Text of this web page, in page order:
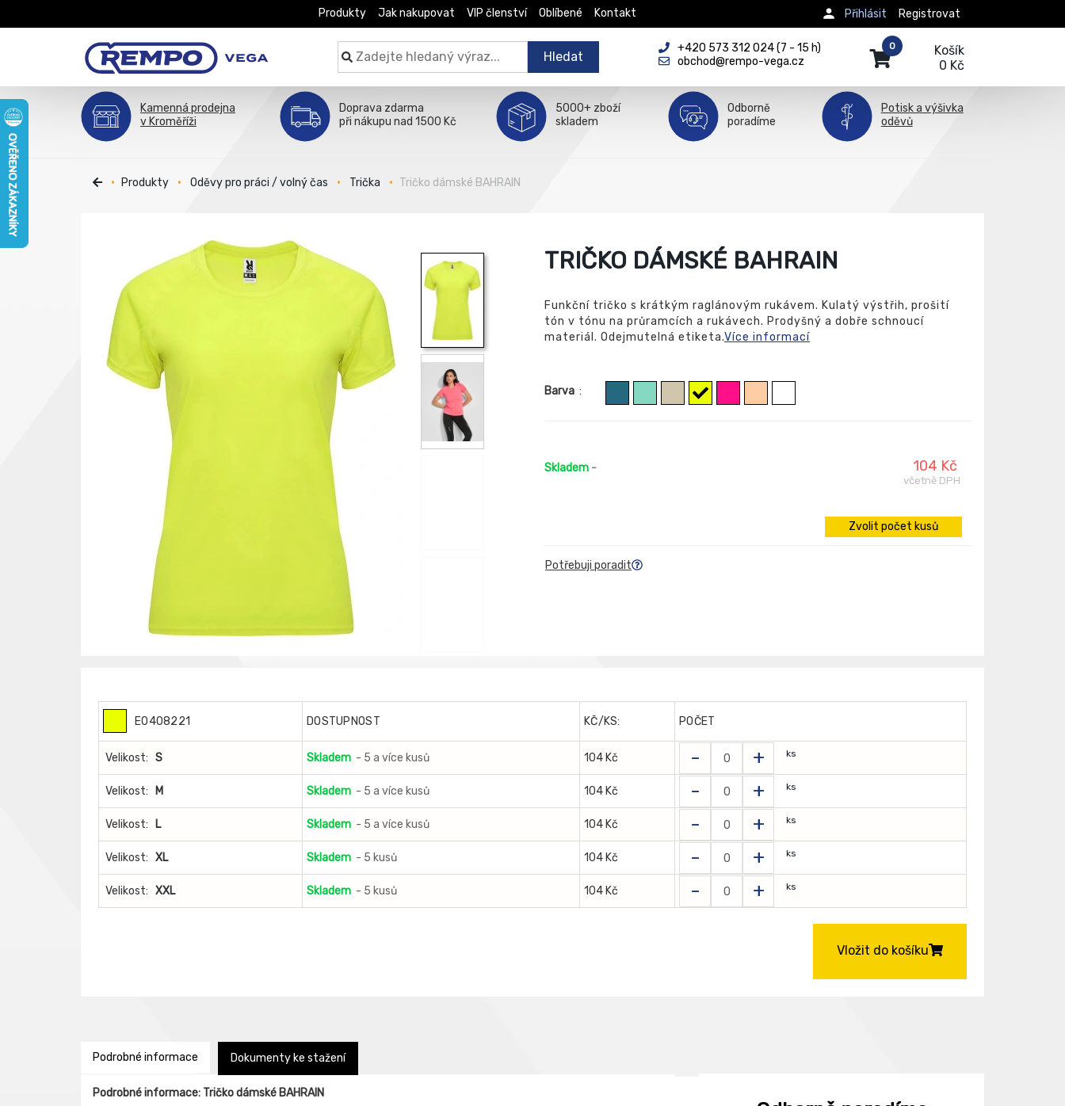
Produkty Jak nakupovat VIP členství Oblíbené Kontakt Registrovat
Přihlásit
Hledat
+420 573 312 024 (7 - 15 h)
obchod@rempo-vega.cz
Košík
0 Kč
0
Kamenná prodejna
v Kroměříži
Doprava zdarma
při nákupu nad 1500 Kč
5000+ zboží
skladem
Odborně
poradíme
Potisk a výšivka
oděvů
Produkty Oděvy pro práci / volný čas Trička Tričko dámské BAHRAIN
TRIČKO DÁMSKÉ BAHRAIN
Funkční tričko s krátkým raglánovým rukávem. Kulatý výstřih, prošití
tón v tónu na průramcích a rukávech. Prodyšný a dobře schnoucí
materiál. Odejmutelná etiketa.Více informací
Barva :
Skladem - 104 Kč
včetně DPH
Zvolit počet kusů
Potřebuji poradit
E0408221 DOSTUPNOST KČ/KS: POČET
Velikost: S Skladem - 5 a více kusů 104 Kč - + ks
Velikost: M Skladem - 5 a více kusů 104 Kč - + ks
Velikost: L Skladem - 5 a více kusů 104 Kč - + ks
Velikost: XL Skladem - 5 kusů 104 Kč - + ks
Velikost: XXL Skladem - 5 kusů 104 Kč - + ks
Vložit do košíku
Podrobné informace Dokumenty ke stažení
Podrobné informace: Tričko dámské BAHRAIN